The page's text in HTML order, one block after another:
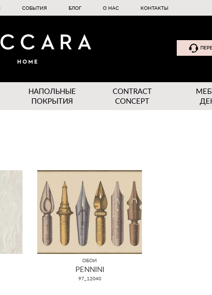
СОБЫТИЯ БЛОГ О НАС КОНТАКТЫ
НАПОЛЬНЫЕ
ПОКРЫТИЯ
CONTRACT
CONCEPT
ОБОИ
PENNINI
97_12040